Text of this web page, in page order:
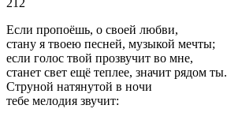
212
Если пропоёшь, о своей любви,
стану я твоею песней, музыкой мечты;
если голос твой прозвучит во мне,
станет свет ещё теплее, значит рядом ты.
Струной натянутой в ночи
тебе мелодия звучит: